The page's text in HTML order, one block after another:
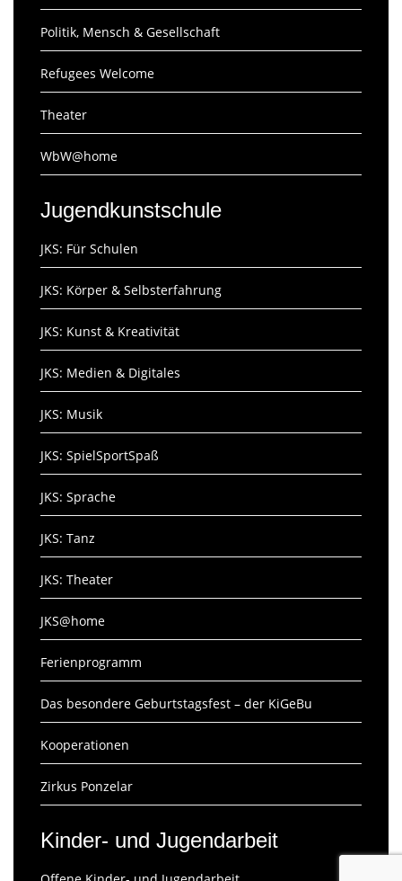
Politik, Mensch & Gesellschaft
Refugees Welcome
Theater
WbW@home
Jugendkunstschule
JKS: Für Schulen
JKS: Körper & Selbsterfahrung
JKS: Kunst & Kreativität
JKS: Medien & Digitales
JKS: Musik
JKS: SpielSportSpaß
JKS: Sprache
JKS: Tanz
JKS: Theater
JKS@home
Ferienprogramm
Das besondere Geburtstagsfest – der KiGeBu
Kooperationen
Zirkus Ponzelar
Kinder- und Jugendarbeit